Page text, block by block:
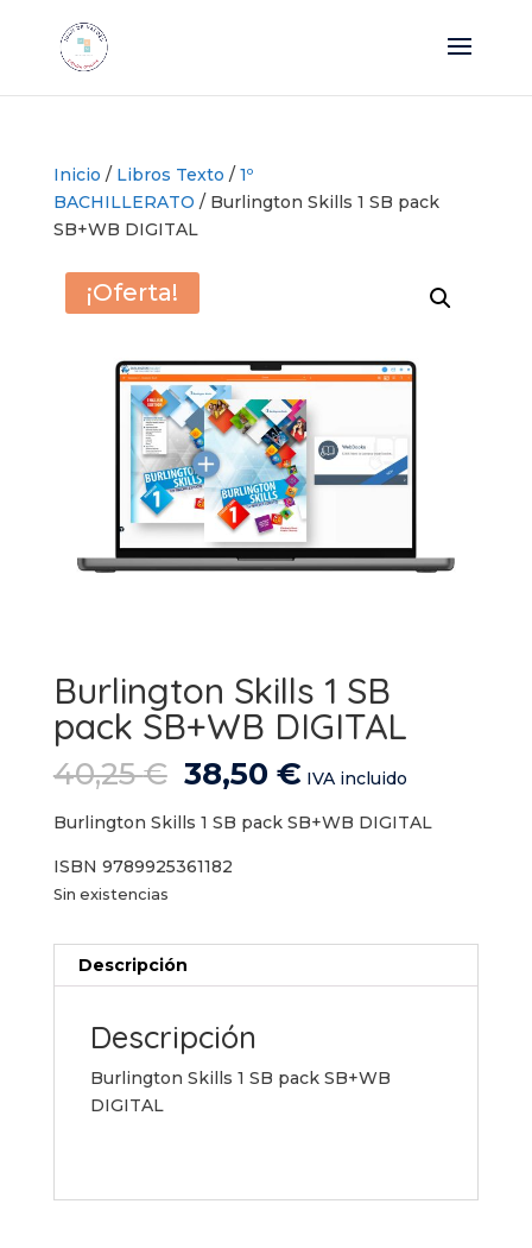
Inicio / Libros Texto / 1º
BACHILLERATO / Burlington Skills 1 SB pack
SB+WB DIGITAL
¡Oferta!
Burlington Skills 1 SB
pack SB+WB DIGITAL
40,25€ El
precio
original
era:
40,25 €.
38,50 €El
actual
IVA incluido
Burlington Skills 1 SB pack SB+WB DIGITAL
ISBN 9789925361182
Sin existencias
Descripción
Descripción
Burlington Skills 1 SB pack SB+WB
DIGITAL